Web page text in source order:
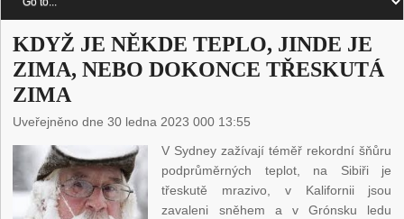
KDYŽ JE NĚKDE TEPLO, JINDE JE
ZIMA, NEBO DOKONCE TŘESKUTÁ
ZIMA
Uveřejněno dne 30 ledna 2023 000 13:55
V Sydney zažívají téměř rekordní šňůru
podprůměrných teplot, na Sibiři je
třeskutě mrazivo, v Kalifornii jsou
zavaleni sněhem a v Grónsku ledu